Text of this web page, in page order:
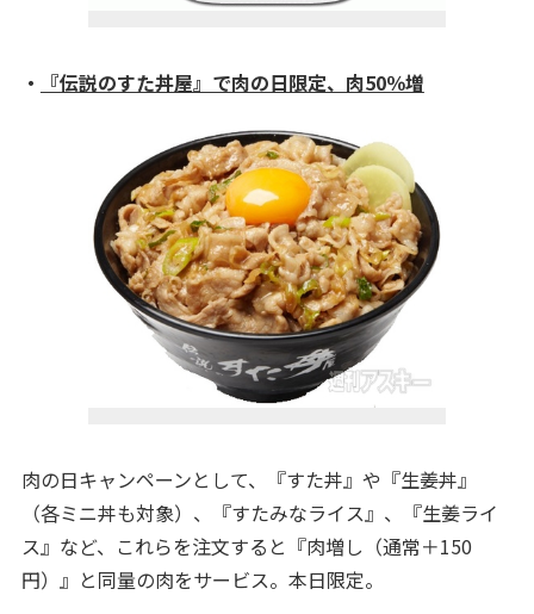
・ 『伝説のすた丼屋』で肉の日限定、肉50％増
肉の日キャンペーンとして、『すた丼』や『生姜丼』
（各ミニ丼も対象）、『すたみなライス』、『生姜ライ
ス』など、これらを注文すると『肉増し（通常＋150
円）』と同量の肉をサービス。本日限定。